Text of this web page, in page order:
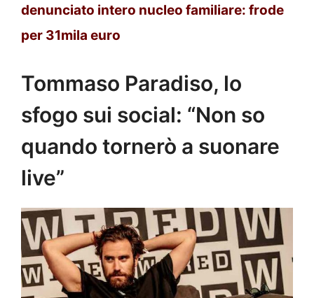
denunciato intero nucleo familiare: frode
per 31mila euro
Tommaso Paradiso, lo
sfogo sui social: “Non so
quando tornerò a suonare
live”